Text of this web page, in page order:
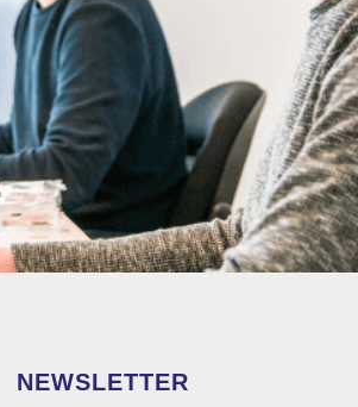
NEWSLETTER